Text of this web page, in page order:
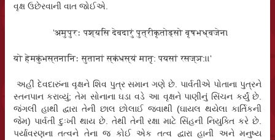
વૃક્ષ ઉછેરવાની વાત જોઈએ.
‘अमुपुरः पश्यसि देवदारुं पुत्रीकृतोड्सो वृषभध्वजेन।
यो हेमकुंभस्तनानिः सुतानां स्कंधस्यं मातृ: पयसां रसज्ञ:।।‘
અહીં દેવદારુંના વૃક્ષને શિવ પુત્ર સમાન ગણે છે. પાર્વતીએ પોતાના પુત્રને
સ્તનપાન કરાવ્યું; તેમ સોનાના ઘડા વડે આ વૃક્ષને પાણીનું સિંચન કર્યું છે.
જંગલી હાથી દ્વારા તેની છાલ છોલાઈ જવાથી (ઘાયલ થયેલા કાર્તિકની
જેમ) પાર્વતી દુઃખી થાય છે. તેથી તેની રક્ષા માટે સિંહની નિયુક્તિ કરે છે.
પર્યાવરણના તત્વને તેના જ કોઈ એક તત્વ દ્વારા હાની અને મનુષ્ય